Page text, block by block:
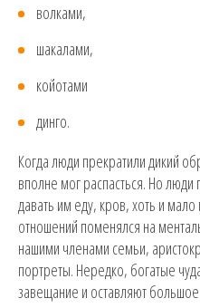
волками,
шакалами,
койотами
динго.
Когда люди прекратили дикий
вполне мог распасться. Но
давать им еду, кров, хоть и
отношений поменялся на
нашими членами семьи,
портреты. Нередко, богатые
завещание и оставляют большое